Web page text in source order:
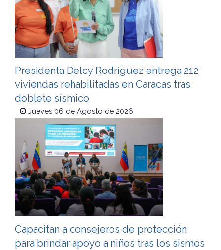
Presidenta Delcy Rodríguez entrega 212
viviendas rehabilitadas en Caracas tras
doblete sísmico
Jueves 06 de Agosto de 2026
Capacitan a consejeros de protección
para brindar apoyo a niños tras los sismos